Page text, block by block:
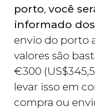
porto, você
informado
envio do porto
valores são
€300 (US$
levar isso em
compra ou